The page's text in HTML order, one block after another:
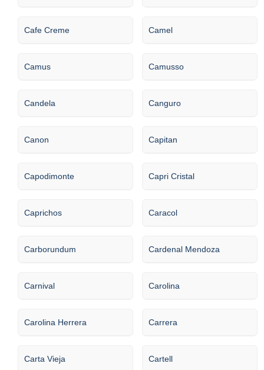
Cafe Creme Camel
Camus Camusso
Candela Canguro
Canon Capitan
Capodimonte Capri Cristal
Caprichos Caracol
Carborundum Cardenal Mendoza
Carnival Carolina
Carolina Herrera Carrera
Carta Vieja Cartell